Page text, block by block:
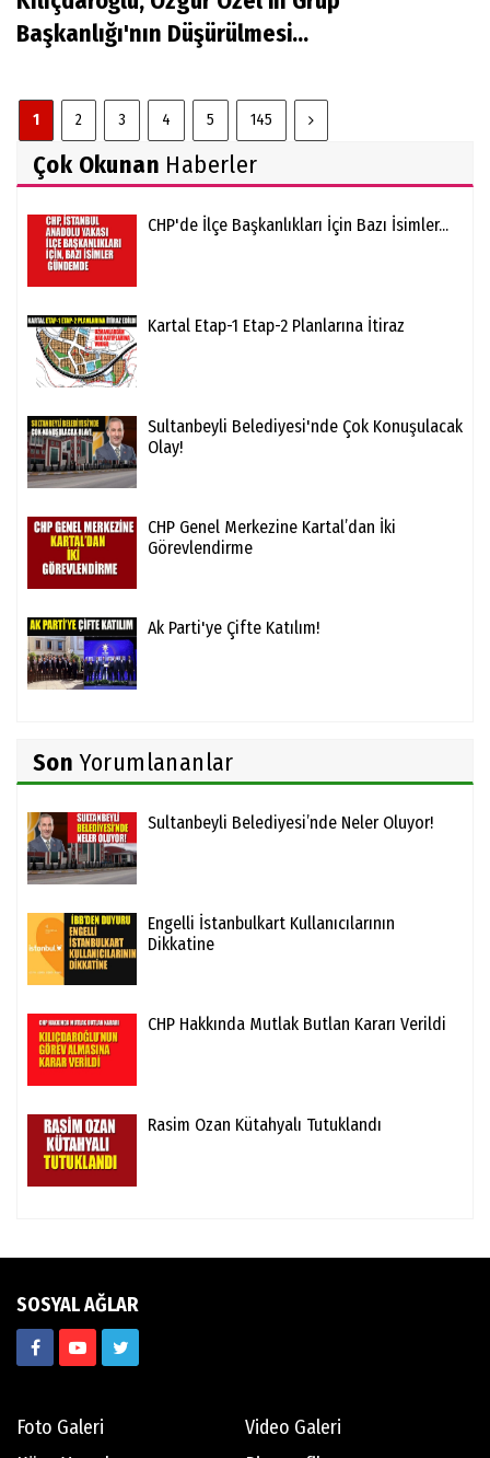
Başkanlığı'nın Düşürülmesi...
1 2 3 4 5 145
Çok Okunan Haberler
CHP'de İlçe Başkanlıkları İçin Bazı İsimler...
Kartal Etap-1 Etap-2 Planlarına İtiraz
Sultanbeyli Belediyesi'nde Çok Konuşulacak
Olay!
CHP Genel Merkezine Kartal’dan İki
Görevlendirme
Ak Parti'ye Çifte Katılım!
Son Yorumlananlar
Sultanbeyli Belediyesi’nde Neler Oluyor!
Engelli İstanbulkart Kullanıcılarının
Dikkatine
CHP Hakkında Mutlak Butlan Kararı Verildi
Rasim Ozan Kütahyalı Tutuklandı
SOSYAL AĞLAR
Foto Galeri
Video Galeri